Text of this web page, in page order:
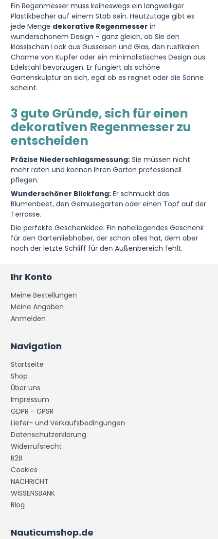
Ein Regenmesser muss keineswegs ein langweiliger
Plastikbecher auf einem Stab sein. Heutzutage gibt es
jede Menge dekorative Regenmesser in
wunderschönem Design – ganz gleich, ob Sie den
klassischen Look aus Gusseisen und Glas, den rustikalen
Charme von Kupfer oder ein minimalistisches Design aus
Edelstahl bevorzugen. Er fungiert als schöne
Gartenskulptur an sich, egal ob es regnet oder die Sonne
scheint.
3 gute Gründe, sich für einen
dekorativen Regenmesser zu
entscheiden
Präzise Niederschlagsmessung: Sie müssen nicht
mehr raten und können Ihren Garten professionell
pflegen.
Wunderschöner Blickfang: Er schmückt das
Blumenbeet, den Gemüsegarten oder einen Topf auf der
Terrasse.
Die perfekte Geschenkidee: Ein naheliegendes Geschenk
für den Gartenliebhaber, der schon alles hat, dem aber
noch der letzte Schliff für den Außenbereich fehlt.
Ihr Konto
Meine Bestellungen
Meine Angaben
Anmelden
Navigation
Startseite
Shop
Über uns
Impressum
GDPR - GPSR
Liefer- und Verkaufsbedingungen
Datenschutzerklärung
Widerrufsrecht
B2B
Cookies
NACHRICHT
WISSENSBANK
Blog
Nauticumshop.de